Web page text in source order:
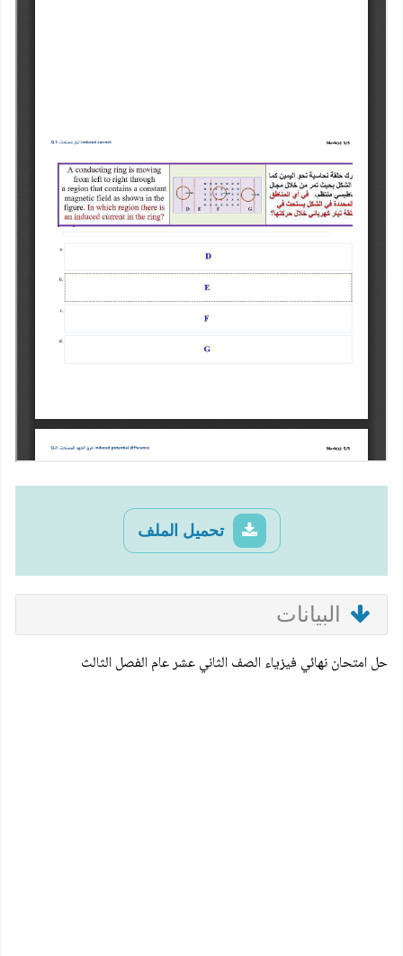
تحميل الملف
البيانات
حل امتحان نهائي فيزياء الصف الثاني عشر عام الفصل الثالث